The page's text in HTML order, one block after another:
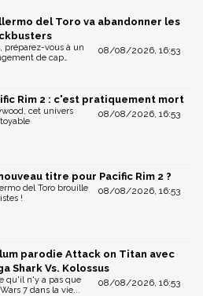
del Toro va abandonner les
08/08/2026, 16:53
préparez-vous à un
de cap…
Rim 2 : c'est pratiquement mort
08/08/2026, 16:53
cet univers
titre pour Pacific Rim 2 ?
08/08/2026, 16:53
del Toro brouille
!
parodie Attack on Titan avec
Shark Vs. Kolossus
08/08/2026, 16:53
qu'il n'y a pas que
7 dans la vie...